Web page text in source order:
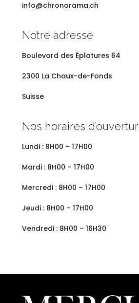
info@chronorama.ch
Notre adresse
Boulevard des Éplatures 64
2300 La Chaux-de-Fonds
Suisse
Nos horaires
Lundi : 8H00 – 17H00
Mardi : 8H00 – 17H00
Mercredi : 8H00 – 17H00
Jeudi : 8H00 – 17H00
Vendredi : 8H00 – 16H30